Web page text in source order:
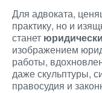
Для адвоката,
практику, но и
станет
изображением
работы,
даже скульптуры,
правосудия и